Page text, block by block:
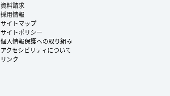
資料請求
採用情報
サイトマップ
サイトポリシー
個人情報保護への取り組み
アクセシビリティについて
リンク